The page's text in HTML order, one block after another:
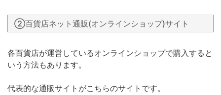
②百貨店ネット通販(オンラインショップ)サイト
各百貨店が運営しているオンラインショップで購入すると
いう方法もあります。
代表的な通販サイトがこちらのサイトです。